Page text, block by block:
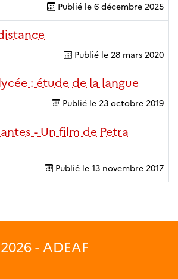
Publié le 6 décembre 2025
Publié le 28 mars 2020
: étude de la langue
Publié le 23 octobre 2019
- Un film de Petra
Publié le 13 novembre 2017
2026 - ADEAF